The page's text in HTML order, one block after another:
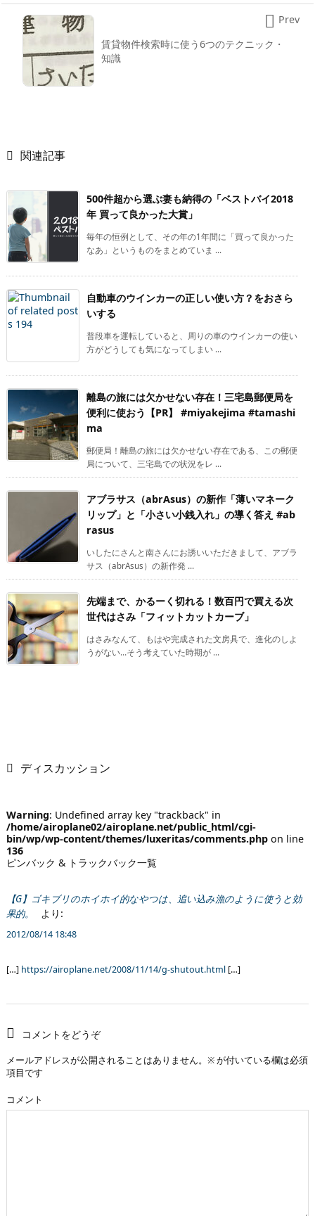
賃貸物件検索時に使う6つのテクニック・
知識
 Prev
 関連記事
500件超から選ぶ妻も納得の「ベストバイ2018
年 買って良かった大賞」
毎年の恒例として、その年の1年間に「買って良かった
なあ」というものをまとめていま ...
自動車のウインカーの正しい使い方？をおさら
いする
普段車を運転していると、周りの車のウインカーの使い
方がどうしても気になってしまい ...
離島の旅には欠かせない存在！三宅島郵便局を
便利に使おう【PR】 #miyakejima #tamashi
ma
郵便局！離島の旅には欠かせない存在である、この郵便
局について、三宅島での状況をレ ...
アブラサス（abrAsus）の新作「薄いマネーク
リップ」と「小さい小銭入れ」の導く答え #ab
rasus
いしたにさんと南さんにお誘いいただきまして、アブラ
サス（abrAsus）の新作発 ...
先端まで、かるーく切れる！数百円で買える次
世代はさみ「フィットカットカーブ」
はさみなんて、もはや完成された文房具で、進化のしよ
うがない…そう考えていた時期が ...
ディスカッション
Warning: Undefined array key "trackback" in
/home/airoplane02/airoplane.net/public_html/cgi-
bin/wp/wp-content/themes/luxeritas/comments.php on line
136
ピンバック & トラックバック一覧
【G】ゴキブリのホイホイ的なやつは、追い込み漁のように使うと効
果的。
より:
2012/08/14 18:48
[…] https://airoplane.net/2008/11/14/g-shutout.html […]
コメントをどうぞ
メールアドレスが公開されることはありません。 ※が付いている欄は必須
項目です
コメント